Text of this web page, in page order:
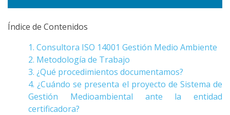
Índice de Contenidos
1. Consultora ISO 14001 Gestión Medio Ambiente
2. Metodología de Trabajo
3. ¿Qué procedimientos documentamos?
4. ¿Cuándo se presenta el proyecto de Sistema de
Gestión Medioambiental ante la entidad
certificadora?